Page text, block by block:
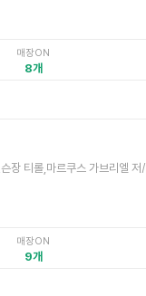
매장ON
8
장 티롤,마르쿠스 가브리엘 저/
매장ON
9